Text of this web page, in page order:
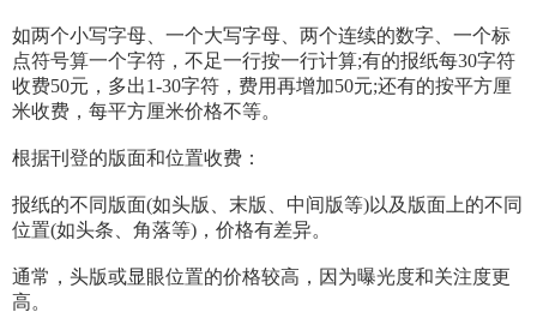
如两个小写字母、一个大写字母、两个连续的数字、一个标
点符号算一个字符，不足一行按一行计算;有的报纸每30字符
收费50元，多出1-30字符，费用再增加50元;还有的按平方厘
米收费，每平方厘米价格不等。
根据刊登的版面和位置收费：
报纸的不同版面(如头版、末版、中间版等)以及版面上的不同
位置(如头条、角落等)，价格有差异。
通常，头版或显眼位置的价格较高，因为曝光度和关注度更
高。